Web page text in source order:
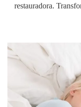
restauradora.